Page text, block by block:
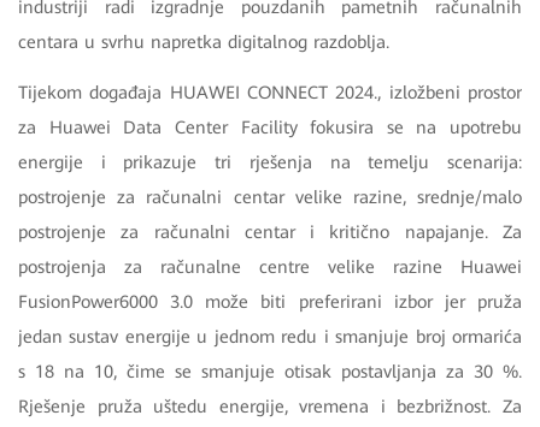
industriji radi izgradnje pouzdanih pametnih računalnih
centara u svrhu napretka digitalnog razdoblja.
Tijekom događaja HUAWEI CONNECT 2024., izložbeni prostor
za Huawei Data Center Facility fokusira se na upotrebu
energije i prikazuje tri rješenja na temelju scenarija:
postrojenje za računalni centar velike razine, srednje/malo
postrojenje za računalni centar i kritično napajanje. Za
postrojenja za računalne centre velike razine Huawei
FusionPower6000 3.0 može biti preferirani izbor jer pruža
jedan sustav energije u jednom redu i smanjuje broj ormarića
s 18 na 10, čime se smanjuje otisak postavljanja za 30 %.
Rješenje pruža uštedu energije, vremena i bezbrižnost. Za